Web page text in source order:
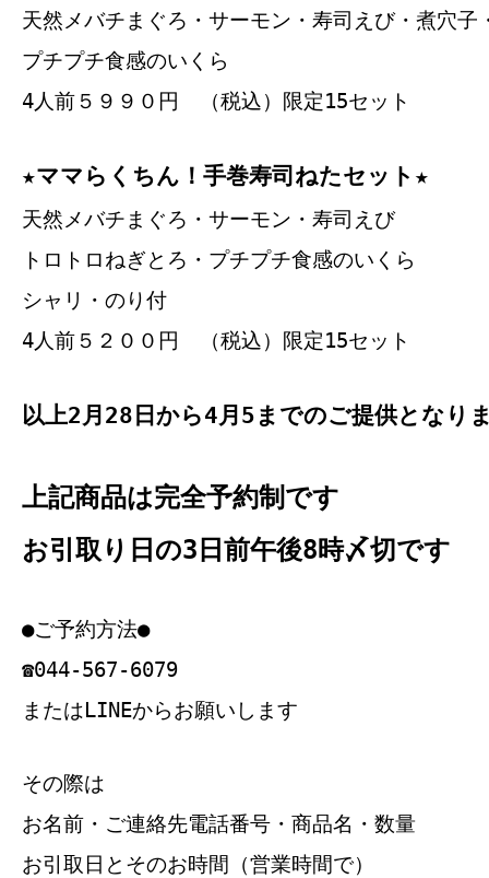
天然メバチまぐろ・サーモン・寿司えび・煮穴子
プチプチ食感のいくら
4人前５９９０円 （税込）限定15セット
★ママらくちん！手巻寿司ねたセット★
天然メバチまぐろ・サーモン・寿司えび
トロトロねぎとろ・プチプチ食感のいくら
シャリ・のり付
4人前５２００円 （税込）限定15セット
以上2月28日から4月5までのご提供となり
上記商品は完全予約制です
お引取り日の3日前午後8時〆切です
●ご予約方法●
☎044-567-6079
またはLINEからお願いします
その際は
お名前・ご連絡先電話番号・商品名・数量
お引取日とそのお時間（営業時間で）